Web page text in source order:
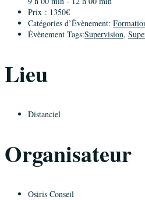
Prix : 1350€
Catégories d’Évènement:
Évènement Tags:Supervision,
Lieu
Distanciel
Organisateur
Osiris Conseil